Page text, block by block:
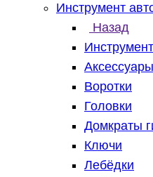
Инструмент
Назад
Воротки
Головки
Домкраты
Ключи
Лебёдки